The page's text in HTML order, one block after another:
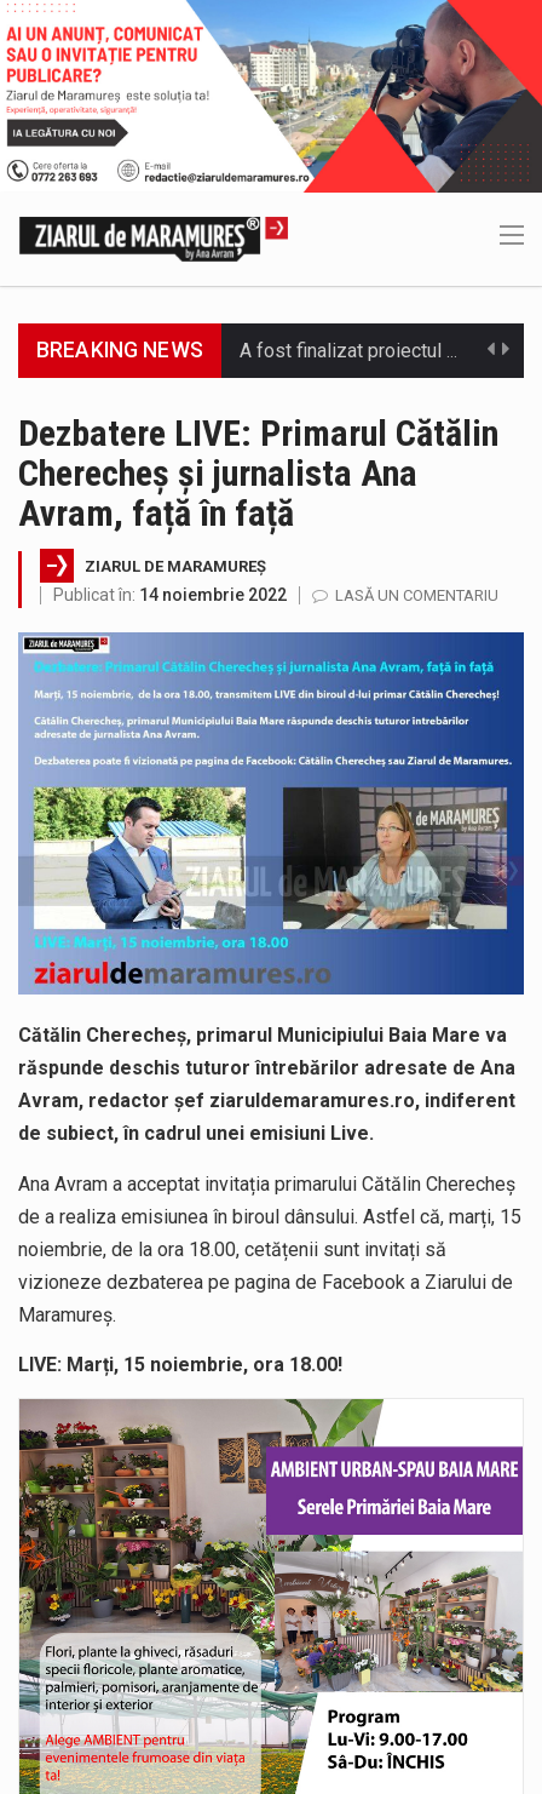
BREAKING NEWS Deputatul AUR de Maramureș, Daniel Ciornei, critică modul în care Parlamentul este chemat să ratifice acordul de împrumut în valoare…
Temperaturile ridicate constituie factori agresivi asupra sănătăţii, extrem de nocivi, ce pot deregla echilibrul organismului. Prea multă căldură nu este…
Directorul OCPI Maramures, Daniela-Onița Ivascu, a venit cu un răspuns pentru cei care s-au intrebat în aceste zile: Dacă aplicațiile…
Vremea va fi caniculară. Disconfortul termic va fi accentuat, iar indicele temperatură-umezeală (ITU) va depăși pragul critic de 80 de…
A fost finalizat proiectul care prevede un nou spatiu de joacă pentru copiii din localitatea Tulghieș. Primarul comunei Miresu Mare,…
Dezbatere LIVE: Primarul Cătălin
Cherecheș și jurnalista Ana
Avram, față în față
ZIARUL DE MARAMUREȘ
Publicat în: 14 noiembrie 2022 LASĂ UN COMENTARIU
Cătălin Cherecheș, primarul Municipiului Baia Mare va
răspunde deschis tuturor întrebărilor adresate de Ana
Avram, redactor șef ziaruldemaramures.ro, indiferent
de subiect, în cadrul unei emisiuni Live.
Ana Avram a acceptat invitația primarului Cătălin Cherecheș
de a realiza emisiunea în biroul dânsului. Astfel că, marți, 15
noiembrie, de la ora 18.00, cetățenii sunt invitați să
vizioneze dezbaterea pe pagina de Facebook a Ziarului de
Maramureș.
LIVE: Marți, 15 noiembrie, ora 18.00!